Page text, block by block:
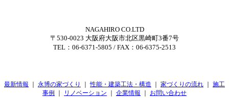
NAGAHIRO CO.LTD
〒530-0023 大阪府大阪市北区黒崎町3番7号
TEL：06-6371-5805 / FAX：06-6375-2513
最新情報 永博の家づくり ｜性能・建築工法・構造 家づくりの流れ
施工
事例
リノベーション 企業情報 お問い合わせ